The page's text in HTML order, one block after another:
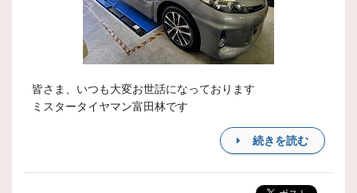
皆さま、いつも大変お世話になっております
ミスタータイヤマン富田林です
続きを読む